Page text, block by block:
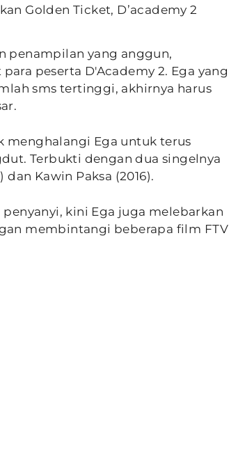
Golden Ticket, D’academy 2
penampilan yang anggun,
peserta D'Academy 2. Ega yang
sms tertinggi, akhirnya harus
menghalangi Ega untuk terus
Terbukti dengan dua singelnya
Kawin Paksa (2016).
kini Ega juga melebarkan
membintangi beberapa film FTV